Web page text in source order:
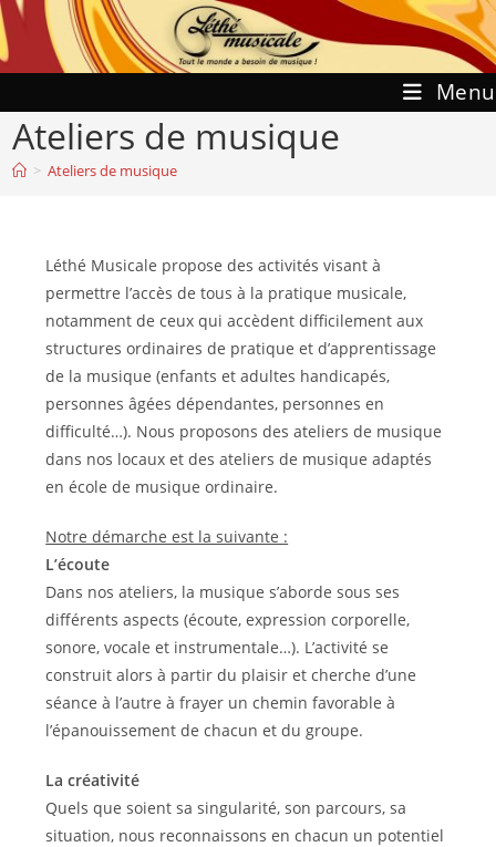
Skip
to
content
Menu
Ateliers de musique
> Ateliers de musique
Léthé Musicale propose des activités visant à
permettre l’accès de tous à la pratique musicale,
notamment de ceux qui accèdent difficilement aux
structures ordinaires de pratique et d’apprentissage
de la musique (enfants et adultes handicapés,
personnes âgées dépendantes, personnes en
difficulté…). Nous proposons des ateliers de musique
dans nos locaux et des ateliers de musique adaptés
en école de musique ordinaire.
Notre démarche est la suivante :
L’écoute
Dans nos ateliers, la musique s’aborde sous ses
différents aspects (écoute, expression corporelle,
sonore, vocale et instrumentale…). L’activité se
construit alors à partir du plaisir et cherche d’une
séance à l’autre à frayer un chemin favorable à
l’épanouissement de chacun et du groupe.
La créativité
Quels que soient sa singularité, son parcours, sa
situation, nous reconnaissons en chacun un potentiel